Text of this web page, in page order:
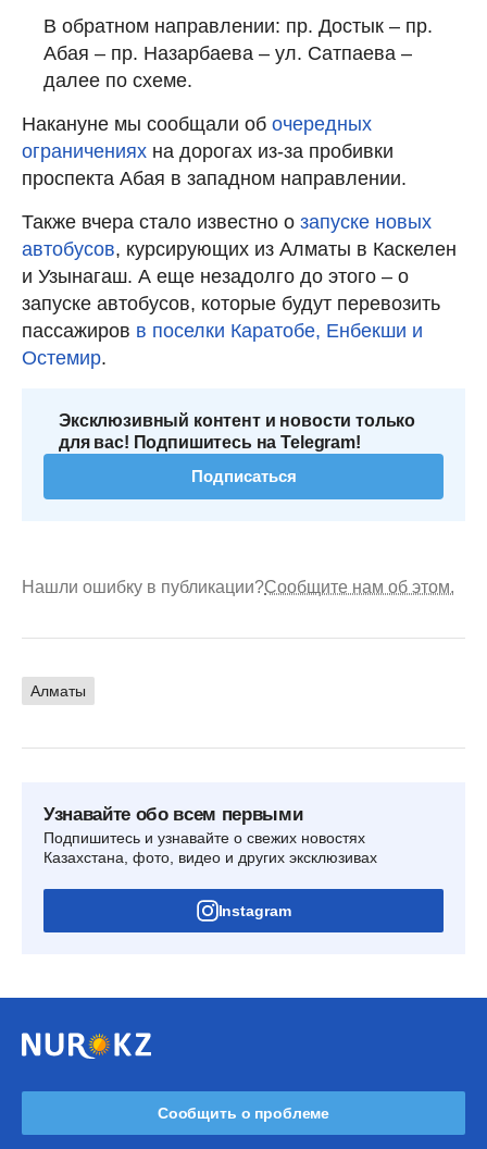
В обратном направлении: пр. Достык – пр.
Абая – пр. Назарбаева – ул. Сатпаева –
далее по схеме.
Накануне мы сообщали об очередных
ограничениях на дорогах из-за пробивки
проспекта Абая в западном направлении.
Также вчера стало известно о запуске новых
автобусов, курсирующих из Алматы в Каскелен
и Узынагаш. А еще незадолго до этого – о
запуске автобусов, которые будут перевозить
пассажиров в поселки Каратобе, Енбекши и
Остемир.
Эксклюзивный контент и новости только
для вас! Подпишитесь на Telegram!
Подписаться
Нашли ошибку в публикации?Сообщите нам об этом.
Алматы
Узнавайте обо всем первыми
Подпишитесь и узнавайте о свежих новостях
Казахстана, фото, видео и других эксклюзивах
Instagram
Сообщить о проблеме